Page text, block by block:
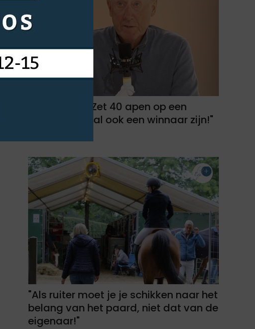
Jos Kumps: "Zet 40 apen op een
paard en er zal ook een winnaar zijn!"
"Als ruiter moet je je schikken naar het
belang van het paard, niet dat van de
eigenaar!"